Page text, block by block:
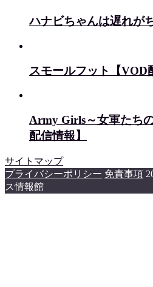
ハナビちゃんは遅れが
スモールフット【VOD
Army Girls～女軍たち
配信情報】
サイトマップ
プライバシーポリシー 免責事項
ス情報館